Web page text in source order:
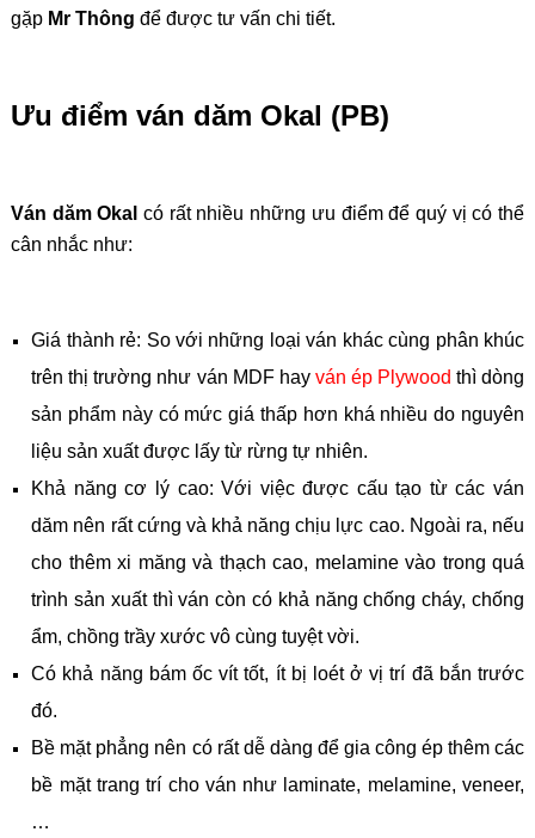
gặp Mr Thông để được tư vấn chi tiết.
Ưu điểm ván dăm Okal (PB)
Ván dăm Okal có rất nhiều những ưu điểm để quý vị có thể
cân nhắc như:
Giá thành rẻ: So với những loại ván khác cùng phân khúc
trên thị trường như ván MDF hay ván ép Plywood thì dòng
sản phẩm này có mức giá thấp hơn khá nhiều do nguyên
liệu sản xuất được lấy từ rừng tự nhiên.
Khả năng cơ lý cao: Với việc được cấu tạo từ các ván
dăm nên rất cứng và khả năng chịu lực cao. Ngoài ra, nếu
cho thêm xi măng và thạch cao, melamine vào trong quá
trình sản xuất thì ván còn có khả năng chống cháy, chống
ẩm, chồng trầy xước vô cùng tuyệt vời.
Có khả năng bám ốc vít tốt, ít bị loét ở vị trí đã bắn trước
đó.
Bề mặt phẳng nên có rất dễ dàng để gia công ép thêm các
bề mặt trang trí cho ván như laminate, melamine, veneer,
…